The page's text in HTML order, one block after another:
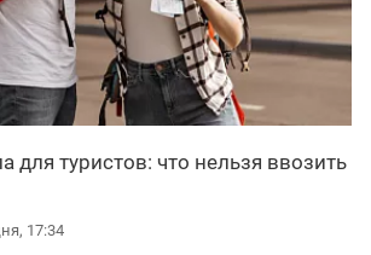
для туристов: что нельзя ввозить
17:34